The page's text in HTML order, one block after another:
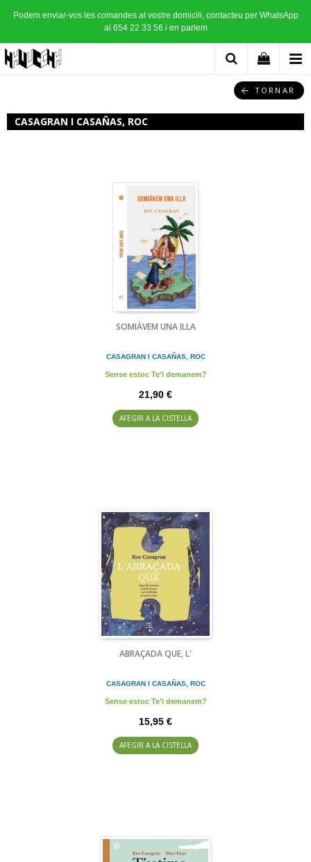
Podem enviar-vos les comandes al vostre domicili, contacteu per WhatsApp
al 654 22 33 56 i en parlem
TORNAR
CASAGRAN I CASAÑAS, ROC
SOMIÀVEM UNA ILLA
CASAGRAN I CASAÑAS, ROC
Sense estoc Te'l demanem?
21,90 €
AFEGIR A LA CISTELLA
ABRAÇADA QUE, L'
CASAGRAN I CASAÑAS, ROC
Sense estoc Te'l demanem?
15,95 €
AFEGIR A LA CISTELLA